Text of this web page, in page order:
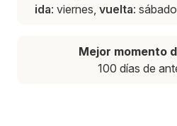
ida: viernes, vuelta: sábado
Mejor momento
100 días de